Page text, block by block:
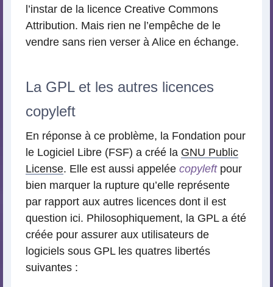
l’instar de la licence Creative Commons
Attribution. Mais rien ne l’empêche de le
vendre sans rien verser à Alice en échange.
La GPL et les autres licences
copyleft
En réponse à ce problème, la Fondation pour
le Logiciel Libre (FSF) a créé la GNU Public
License. Elle est aussi appelée copyleftpour
bien marquer la rupture qu’elle représente
par rapport aux autres licences dont il est
question ici. Philosophiquement, la GPL a été
créée pour assurer aux utilisateurs de
logiciels sous GPL les quatres libertés
suivantes :